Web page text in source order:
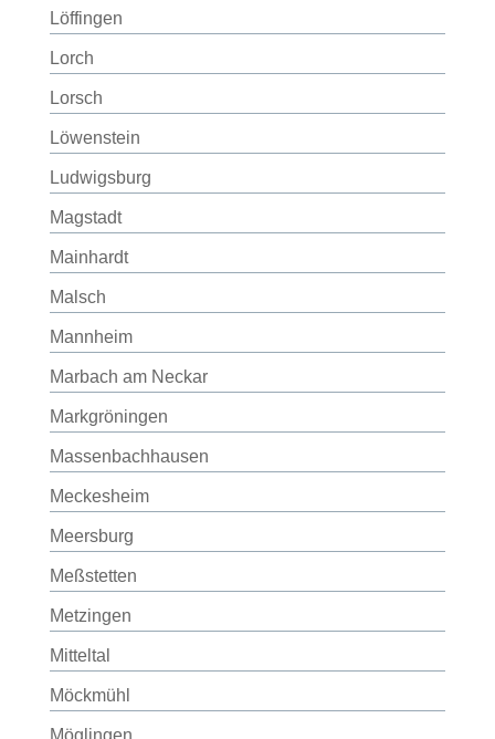
Löffingen
Lorch
Lorsch
Löwenstein
Ludwigsburg
Magstadt
Mainhardt
Malsch
Mannheim
Marbach am Neckar
Markgröningen
Massenbachhausen
Meckesheim
Meersburg
Meßstetten
Metzingen
Mitteltal
Möckmühl
Möglingen